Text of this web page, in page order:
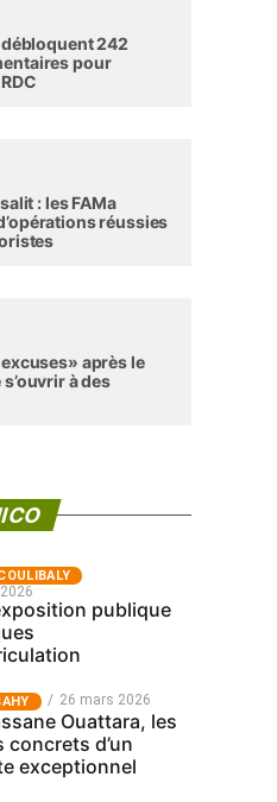
242
pour
: les FAMa
réussies
après le
à des
publique
26 mars 2026
Ouattara, les
concrets d’un
exceptionnel